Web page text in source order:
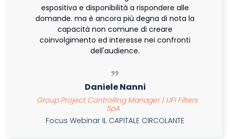
espositiva e disponibilità a rispondere alle
domande. ma è ancora più degna di nota la
capacità non comune di creare
coinvolgimento ed interesse nei confronti
dell'audience.
Daniele Nanni
Group Project Controlling Manager | UFI Filters
SpA
Focus Webinar IL CAPITALE CIRCOLANTE